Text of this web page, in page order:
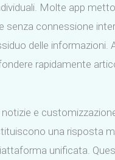
Molte app
connessione
delle
rapidamente
notizie e
una risposta
unificata.